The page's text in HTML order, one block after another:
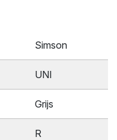
Simson
UNI
Grijs
R